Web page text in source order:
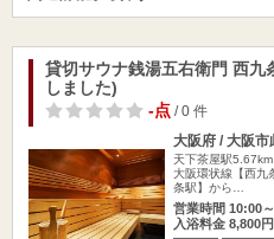
貸切サウナ銭湯五右衛門 西九
しました)
-点/ 0 件
大阪府 / 大阪市
天下茶屋駅5.67km
大阪環状線【西九
条駅】から…
営業時間 10:00
入浴料金 8,800